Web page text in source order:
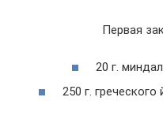
Первая
20 г.
250 г.